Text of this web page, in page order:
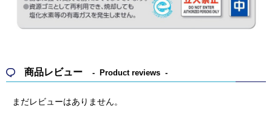
商品レビュー Product reviews
まだレビューはありません。